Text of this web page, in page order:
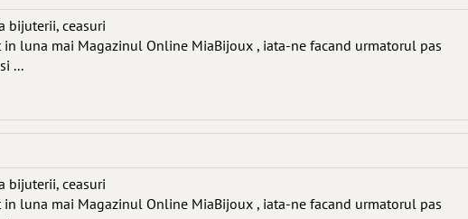
bijuterii, ceasuri
in luna mai Magazinul Online MiaBijoux , iata-ne facand urmatorul pas
...
bijuterii, ceasuri
in luna mai Magazinul Online MiaBijoux , iata-ne facand urmatorul pas